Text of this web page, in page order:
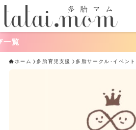
ホーム 多胎育児支援 多胎サークル･イベント